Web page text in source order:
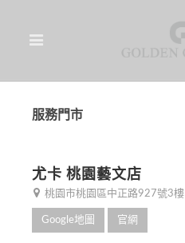
服務門市
尤卡 桃園藝文店
桃園市桃園區中正路927號3樓
Google地圖 官網